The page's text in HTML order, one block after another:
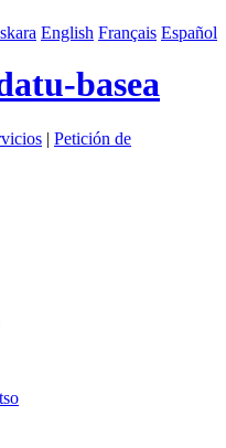
English Français Español
basea
| Petición de